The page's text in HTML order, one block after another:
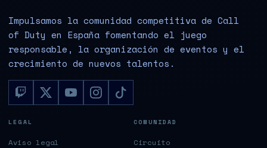
Impulsamos la comunidad competitiva de Call
of Duty en España fomentando el juego
responsable, la organización de eventos y el
crecimiento de nuevos talentos.
LEGAL
Aviso legal
COMUNIDAD
Circuito